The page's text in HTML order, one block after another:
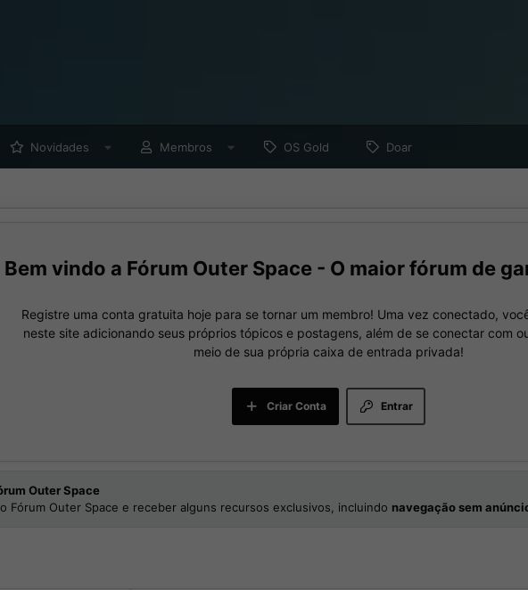
Novidades Membros OS Gold Doar
Fórum Outer Space - O maior fórum de
Registre uma conta gratuita hoje para se tornar um membro! Uma vez conectado,
neste site adicionando seus próprios tópicos e postagens, além de se conectar com
meio de sua própria caixa de entrada privada!
Entrar
Criar Conta
Outer Space
Fórum Outer Space e receber alguns recursos exclusivos, incluindo navegação sem